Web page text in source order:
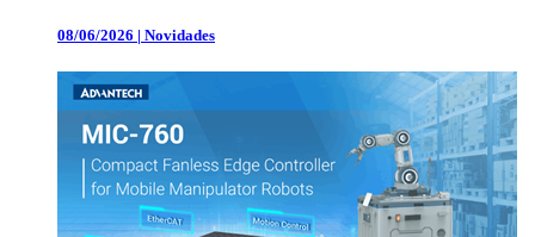
08/06/2026 | Novidades